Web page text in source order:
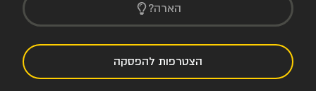
הארה?
הצטרפות להפסקה